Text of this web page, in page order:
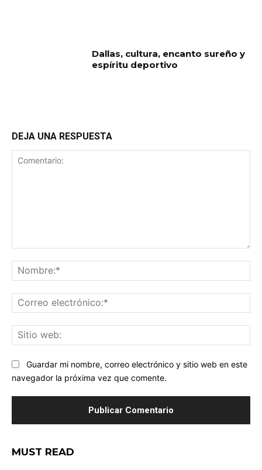
Dallas, cultura, encanto sureño y
espíritu deportivo
DEJA UNA RESPUESTA
Guardar mi nombre, correo electrónico y sitio web en este
navegador la próxima vez que comente.
MUST READ